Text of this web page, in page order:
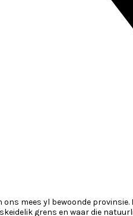
mees yl bewoonde provinsie.
grens en waar die